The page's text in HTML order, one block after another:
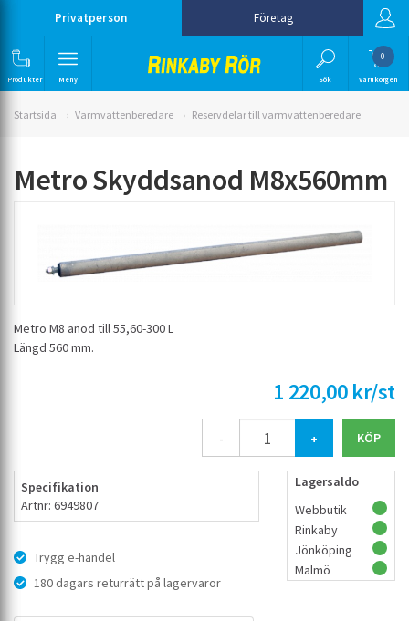
Privatperson Företag
Produkter Meny Sök
0
Varukorgen
Startsida Varmvattenberedare Reservdelar till varmvattenberedare
Metro Skyddsanod M8x560mm
Metro M8 anod till 55,60-300 L
Längd 560 mm.
1 220,00 kr/st
- +
Specifikation
Artnr: 6949807
Trygg e-handel
180 dagars returrätt på lagervaror
Lagersaldo
Webbutik
Rinkaby
Jönköping
Malmö